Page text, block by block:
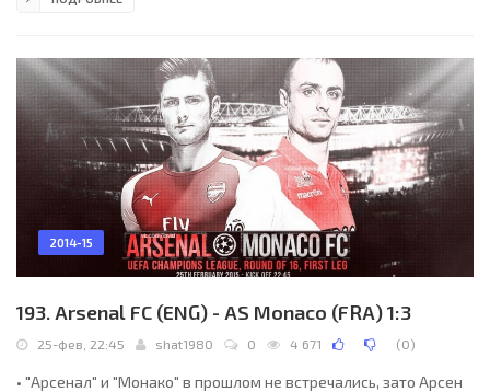
Пепе, Фабиу Коэнтрау (Марсело, 58), Альваро Арбелоа (Хосе
Игнасио Начо, 83), Сами Хедира (Лука Модрич, 58),
2014-15
193. Arsenal FC (ENG) - AS Monaco (FRA) 1:3
25-фев, 22:45 shat1980 0 4 671 (0)
• "Арсенал" и "Монако" в прошлом не встречались, зато Арсен